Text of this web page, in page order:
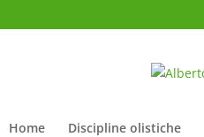
Home Discipline olistiche